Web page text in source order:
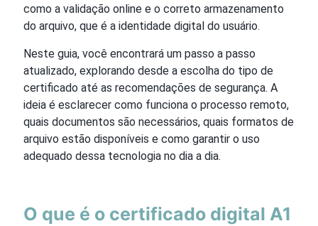
como a validação online e o correto armazenamento
do arquivo, que é a identidade digital do usuário.
Neste guia, você encontrará um passo a passo
atualizado, explorando desde a escolha do tipo de
certificado até as recomendações de segurança. A
ideia é esclarecer como funciona o processo remoto,
quais documentos são necessários, quais formatos de
arquivo estão disponíveis e como garantir o uso
adequado dessa tecnologia no dia a dia.
O que é o certificado digital A1